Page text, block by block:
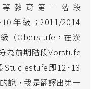
教育第一階段
年級；2011/2014
（Oberstufe，在漢
為前期階段Vorstufe
Studiestufe即12~13
說，我是翻譯出第一